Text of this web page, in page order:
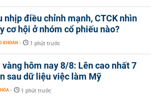
nhịp điều chỉnh mạnh, CTCK nhìn
cơ hội ở nhóm cổ phiếu nào?
KHOÁN - 1 phút trước
vàng hôm nay 8/8: Lên cao nhất 7
sau dữ liệu việc làm Mỹ
- 1 phút trước